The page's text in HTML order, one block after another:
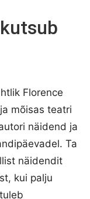
Florence
mõisas teatri
näidend ja
Ta
näidendit
kui palju